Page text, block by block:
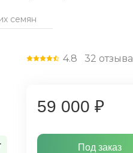
семян
4.8 32 отзыва
59 000 ₽
Под заказ